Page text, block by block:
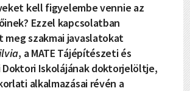
kell figyelembe vennie az
Ezzel kapcsolatban
szakmai javaslatokat
, a MATE Tájépítészeti és
Doktori Iskolájának doktorjelöltje,
alkalmazásai révén a